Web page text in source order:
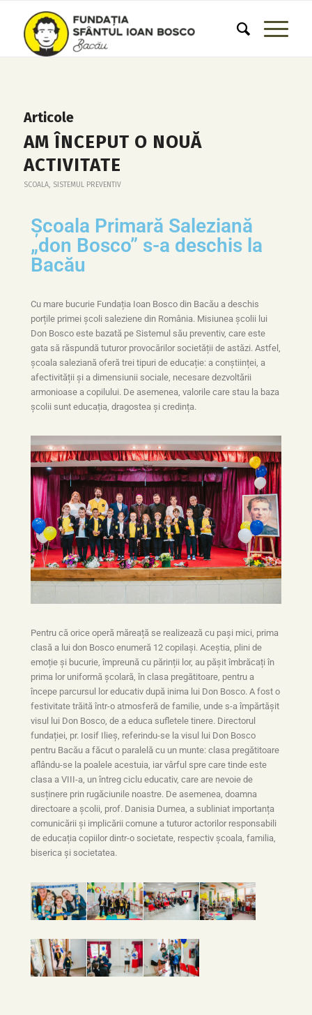
Articole
AM ÎNCEPUT O NOUĂ
ACTIVITATE
SCOALA, SISTEMUL PREVENTIV
Școala Primară Saleziană
„don Bosco” s-a deschis la
Bacău
Cu mare bucurie Fundația Ioan Bosco din Bacău a deschis
porțile primei școli saleziene din România. Misiunea școlii lui
Don Bosco este bazată pe Sistemul său preventiv, care este
gata să răspundă tuturor provocărilor societății de astăzi. Astfel,
școala saleziană oferă trei tipuri de educație: a conștiinței, a
afectivității și a dimensiunii sociale, necesare dezvoltării
armonioase a copilului. De asemenea, valorile care stau la baza
școlii sunt educația, dragostea și credința.
Pentru că orice operă măreață se realizează cu pași mici, prima
clasă a lui don Bosco enumeră 12 copilași. Aceștia, plini de
emoție și bucurie, împreună cu părinții lor, au pășit îmbrăcați în
prima lor uniformă școlară, în clasa pregătitoare, pentru a
începe parcursul lor educativ după inima lui Don Bosco. A fost o
festivitate trăită într-o atmosferă de familie, unde s-a împărtășit
visul lui Don Bosco, de a educa sufletele tinere. Directorul
fundației, pr. Iosif Ilieș, referindu-se la visul lui Don Bosco
pentru Bacău a făcut o paralelă cu un munte: clasa pregătitoare
aflându-se la poalele acestuia, iar vârful spre care tinde este
clasa a VIII-a, un întreg ciclu educativ, care are nevoie de
susținere prin rugăciunile noastre. De asemenea, doamna
directoare a școlii, prof. Danisia Dumea, a subliniat importanța
comunicării și implicării comune a tuturor actorilor responsabili
de educația copiilor dintr-o societate, respectiv școala, familia,
biserica și societatea.